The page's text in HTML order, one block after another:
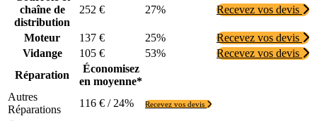
chaîne de
distribution
252 € 27% Recevez vos devis
Moteur 137 € 25%
Recevez vos devis
Vidange
105 € 53%
Recevez vos devis
Réparation
Économisez
en moyenne*
Autres
Réparations
116 € / 24% Recevez vos devis